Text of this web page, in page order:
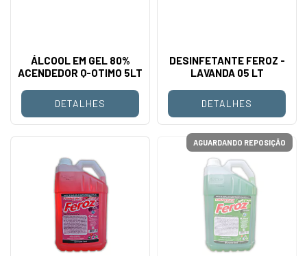
ÁLCOOL EM GEL 80%
ACENDEDOR Q-OTIMO 5LT
DETALHES
DESINFETANTE FEROZ -
LAVANDA 05 LT
DETALHES
AGUARDANDO REPOSIÇÃO